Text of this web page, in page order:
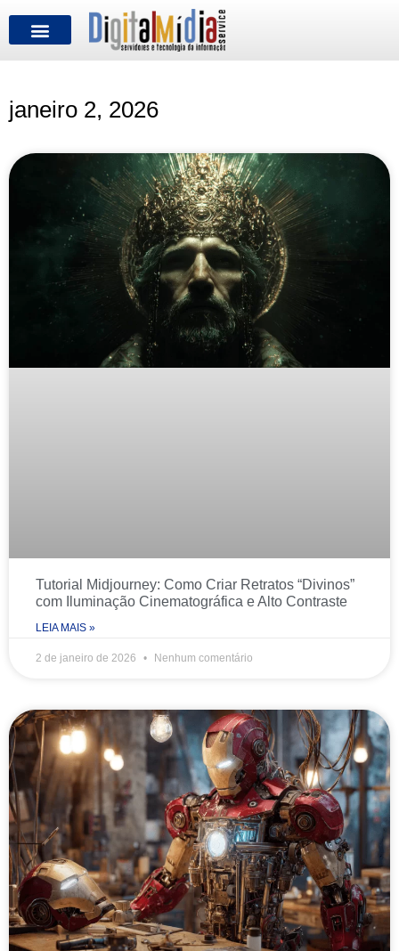
janeiro 2, 2026
Tutorial Midjourney: Como Criar Retratos “Divinos”
com Iluminação Cinematográfica e Alto Contraste
LEIA MAIS »
2 de janeiro de 2026 Nenhum comentário